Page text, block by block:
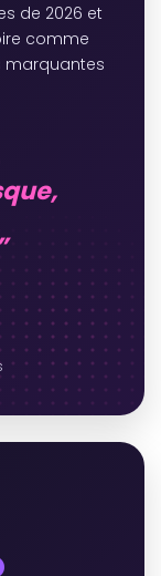
de 2026 et
comme
marquantes